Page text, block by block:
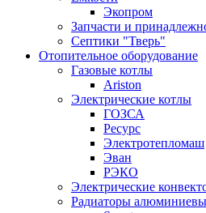
Экопром
Запчасти и
Септики "Тверь"
Отопительное оборудование
Газовые котлы
Ariston
Электрические котлы
ГОЗСА
Ресурс
Электротепломаш
Эван
РЭКО
Электрические
Радиаторы